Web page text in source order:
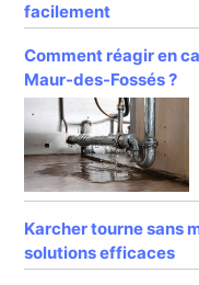
facilement
Comment réagir en
Maur-des-Fossés ?
Karcher tourne sans
solutions efficaces